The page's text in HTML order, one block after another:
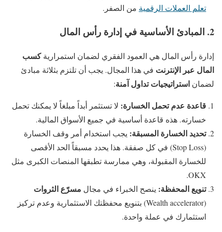
تعلم العملات الرقمية من الصفر.
2. المبادئ الأساسية في إدارة رأس المال
إدارة رأس المال هي العمود الفقري لضمان استمراريةكسب
المال عبر الإنترنت في هذا المجال. يجب أن تلتزم بثلاثة مبادئ
لضمان استراتيجيات تداول آمنة:
قاعدة عدم تحمل الخسارة: لا تستثمر أبداً مبلغاً لا يمكنك تحمل
خسارته. هذه قاعدة أساسية في جميع الأسواق المالية.
تحديد الخسارة المسبقة: يجب استخدام أمر وقف الخسارة
(Stop Loss) في كل صفقة. هذا يحدد مسبقاً الحد الأقصى
للخسارة المقبولة، وهي ممارسة تطبقها المنصات الكبرى مثل
OKX.
تنويع المحفظة: ينصح الخبراء في مجال مسرّع الثروات
(Wealth accelerator) بتنويع محفظتك الاستثمارية وعدم تركيز
استثمارك في عملة واحدة.